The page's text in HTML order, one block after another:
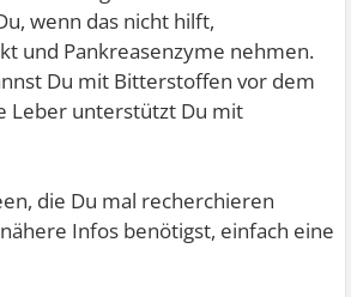
wenn das nicht hilft,
und Pankreasenzyme nehmen.
Du mit Bitterstoffen vor dem
Leber unterstützt Du mit
die Du mal recherchieren
Infos benötigst, einfach eine